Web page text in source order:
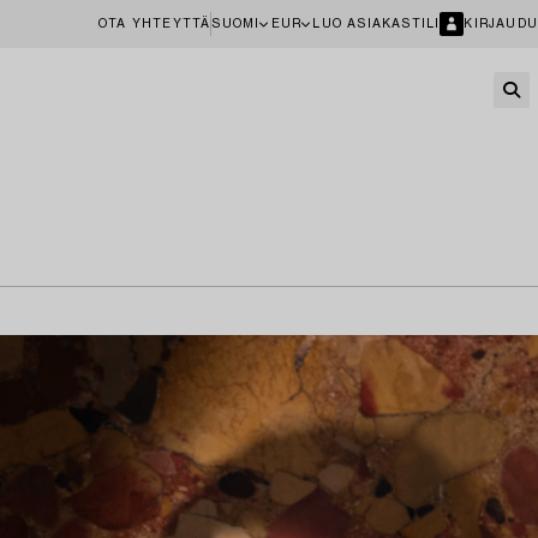
OTA YHTEYTTÄ SUOMI EUR LUO ASIAKASTILI KIRJAUDU